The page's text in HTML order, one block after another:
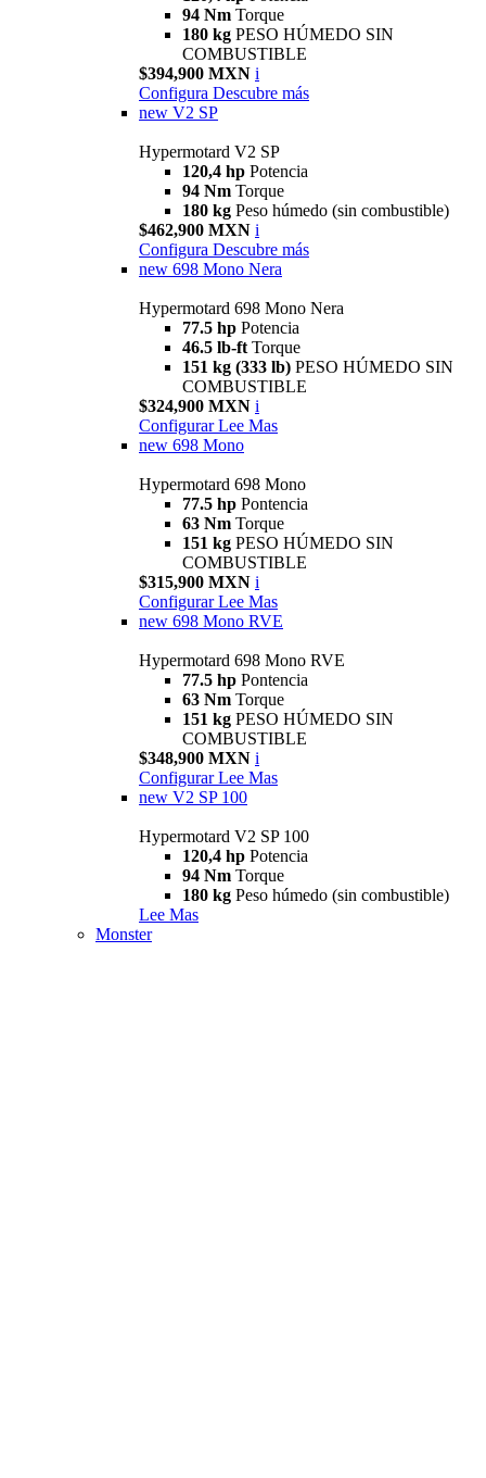
94 Nm Torque
180 kg PESO HÚMEDO SIN
COMBUSTIBLE
$394,900 MXN i
Configura Descubre más
new V2 SP
Hypermotard V2 SP
120,4 hp Potencia
94 Nm Torque
180 kg Peso húmedo (sin combustible)
$462,900 MXN i
Configura Descubre más
new 698 Mono Nera
Hypermotard 698 Mono Nera
77.5 hp Potencia
46.5 lb-ft Torque
151 kg (333 lb) PESO HÚMEDO SIN
COMBUSTIBLE
$324,900 MXN i
Configurar Lee Mas
new 698 Mono
Hypermotard 698 Mono
77.5 hp Pontencia
63 Nm Torque
151 kg PESO HÚMEDO SIN
COMBUSTIBLE
$315,900 MXN i
Configurar Lee Mas
new 698 Mono RVE
Hypermotard 698 Mono RVE
77.5 hp Pontencia
63 Nm Torque
151 kg PESO HÚMEDO SIN
COMBUSTIBLE
$348,900 MXN i
Configurar Lee Mas
new V2 SP 100
Hypermotard V2 SP 100
120,4 hp Potencia
94 Nm Torque
180 kg Peso húmedo (sin combustible)
Lee Mas
Monster